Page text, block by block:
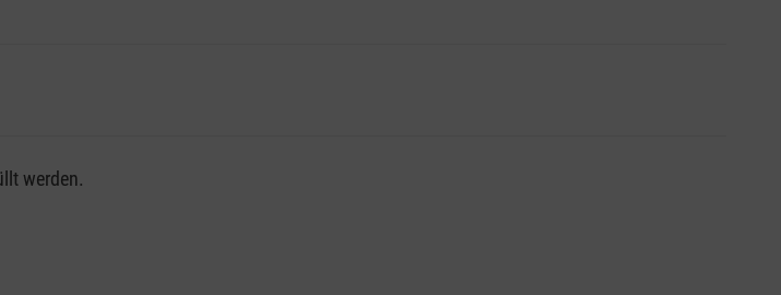
nutzen, beachten Sie bitte, dass die Abrechnungsunterlagen spätestens zu Kursbeginn
Selbstzahler.
werden.